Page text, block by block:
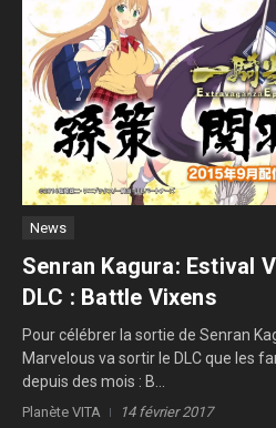
News
Senran Kagura: Estival
DLC : Battle Vixens
Pour célébrer la sortie de Senran
Marvelous va sortir le DLC que les
depuis des mois : B...
Planète VITA 14 février 2017